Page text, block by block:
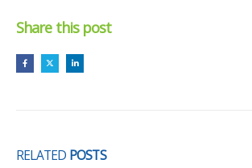
Share this post
RELATED POSTS